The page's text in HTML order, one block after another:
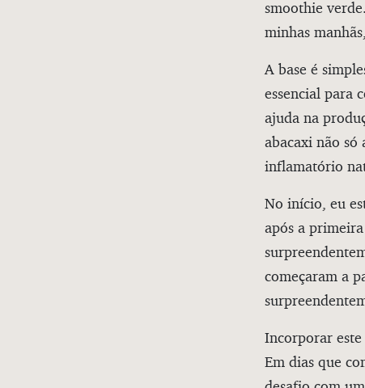
smoothie
minhas
A base é
essencial para
ajuda na
abacaxi não
inflamatório
No início, eu
após a
começaram a
Incorporar
Em dias que